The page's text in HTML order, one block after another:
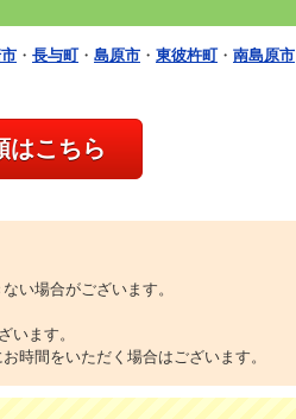
・ 長与町・ 島原市 ・ 東彼杵町・ 南島原市
はこちら
い場合がございます。
います。
時間をいただく場合はございます。